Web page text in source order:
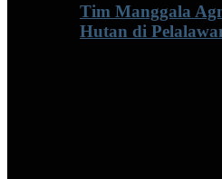
Tim Manggala
Hutan di